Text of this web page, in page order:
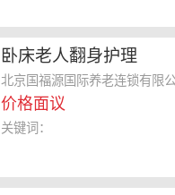
卧床老人翻身护理
北京国福源国际养老连锁有限
价格面议
关键词：